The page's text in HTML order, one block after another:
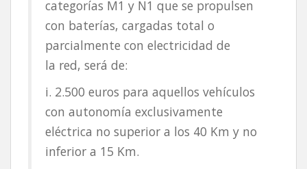
categorías M1 y N1 que se propulsen
con baterías, cargadas total o
parcialmente con electricidad de
la red, será de:
i. 2.500 euros para aquellos vehículos
con autonomía exclusivamente
eléctrica no superior a los 40 Km y no
inferior a 15 Km.